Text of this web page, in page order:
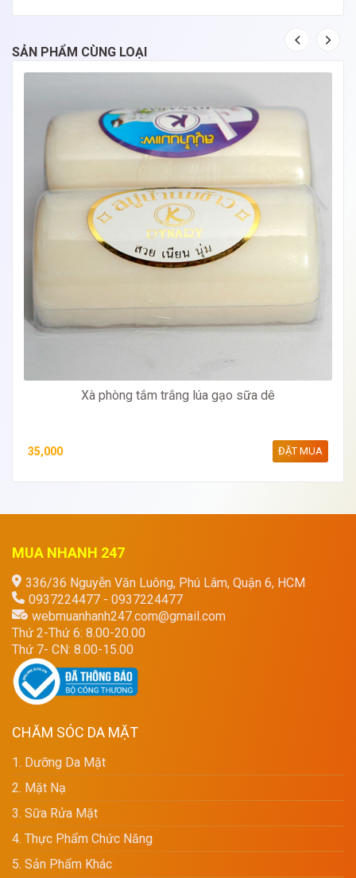
SẢN PHẨM CÙNG LOẠI
Xà phòng tắm trắng lúa gạo sữa dê
35,000 ĐẶT MUA
MUA NHANH 247
336/36 Nguyễn Văn Luông, Phú Lâm, Quận 6, HCM
0937224477 - 0937224477
webmuanhanh247.com@gmail.com
Thứ 2-Thứ 6: 8.00-20.00
Thứ 7- CN: 8.00-15.00
CHĂM SÓC DA MẶT
1. Dưỡng Da Mặt
2. Mặt Nạ
3. Sữa Rửa Mặt
4. Thực Phẩm Chức Năng
5. Sản Phẩm Khác